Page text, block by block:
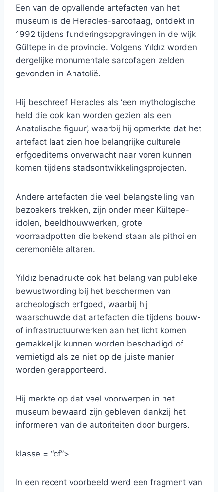
Een van de opvallende artefacten van het
museum is de Heracles-sarcofaag, ontdekt in
1992 tijdens funderingsopgravingen in de wijk
Gültepe in de provincie. Volgens Yıldız worden
dergelijke monumentale sarcofagen zelden
gevonden in Anatolië.
Hij beschreef Heracles als ‘een mythologische
held die ook kan worden gezien als een
Anatolische figuur’, waarbij hij opmerkte dat het
artefact laat zien hoe belangrijke culturele
erfgoeditems onverwacht naar voren kunnen
komen tijdens stadsontwikkelingsprojecten.
Andere artefacten die veel belangstelling van
bezoekers trekken, zijn onder meer Kültepe-
idolen, beeldhouwwerken, grote
voorraadpotten die bekend staan ​​als pithoi en
ceremoniële altaren.
Yıldız benadrukte ook het belang van publieke
bewustwording bij het beschermen van
archeologisch erfgoed, waarbij hij
waarschuwde dat artefacten die tijdens bouw-
of infrastructuurwerken aan het licht komen
gemakkelijk kunnen worden beschadigd of
vernietigd als ze niet op de juiste manier
worden gerapporteerd.
Hij merkte op dat veel voorwerpen in het
museum bewaard zijn gebleven dankzij het
informeren van de autoriteiten door burgers.
klasse = “cf”>
In een recent voorbeeld werd een fragment van